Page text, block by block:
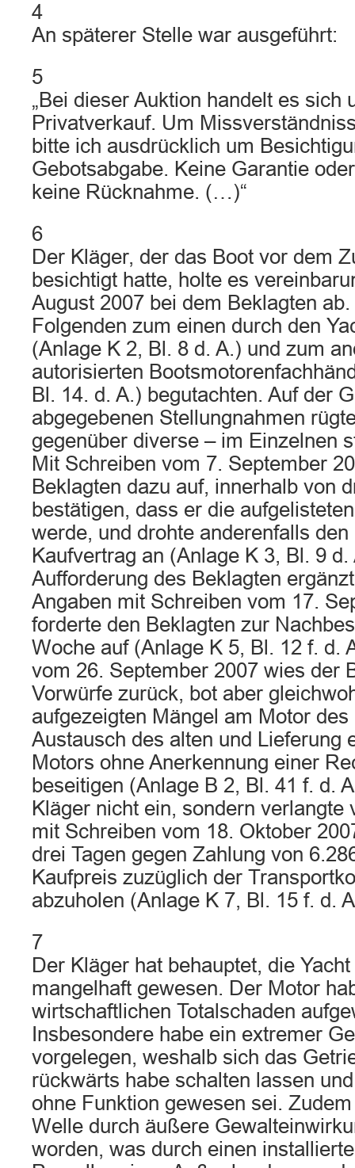
4
An späterer Stelle war ausgeführt:
5
„Bei dieser Auktion handelt es sich
Privatverkauf. Um
bitte ich ausdrücklich um
Gebotsabgabe. Keine Garantie
keine Rücknahme. (…)“
6
Der Kläger, der das Boot vor dem
besichtigt hatte, holte es
August 2007 bei dem Beklagten
Folgenden zum einen durch den
(Anlage K 2, Bl. 8 d. A.) und zum
autorisierten
Bl. 14. d. A.) begutachten. Auf der
abgegebenen Stellungnahmen
gegenüber diverse – im Einzelnen
Mit Schreiben vom 7. September
Beklagten dazu auf, innerhalb von
bestätigen, dass er die
werde, und drohte anderenfalls
Kaufvertrag an (Anlage K 3, Bl. 9 d.
Aufforderung des Beklagten
Angaben mit Schreiben vom 17.
forderte den Beklagten zur
Woche auf (Anlage K 5, Bl. 12 f. d.
vom 26. September 2007 wies der
Vorwürfe zurück, bot aber
aufgezeigten Mängel am Motor
Austausch des alten und Lieferung
Motors ohne Anerkennung einer
beseitigen (Anlage B 2, Bl. 41 f. d.
Kläger nicht ein, sondern verlangte
mit Schreiben vom 18. Oktober
drei Tagen gegen Zahlung von
Kaufpreis zuzüglich der
abzuholen (Anlage K 7, Bl. 15 f. d.
7
Der Kläger hat behauptet, die
mangelhaft gewesen. Der Motor
wirtschaftlichen Totalschaden
Insbesondere habe ein extremer
vorgelegen, weshalb sich das
rückwärts habe schalten lassen
ohne Funktion gewesen sei.
Welle durch äußere
worden, was durch einen